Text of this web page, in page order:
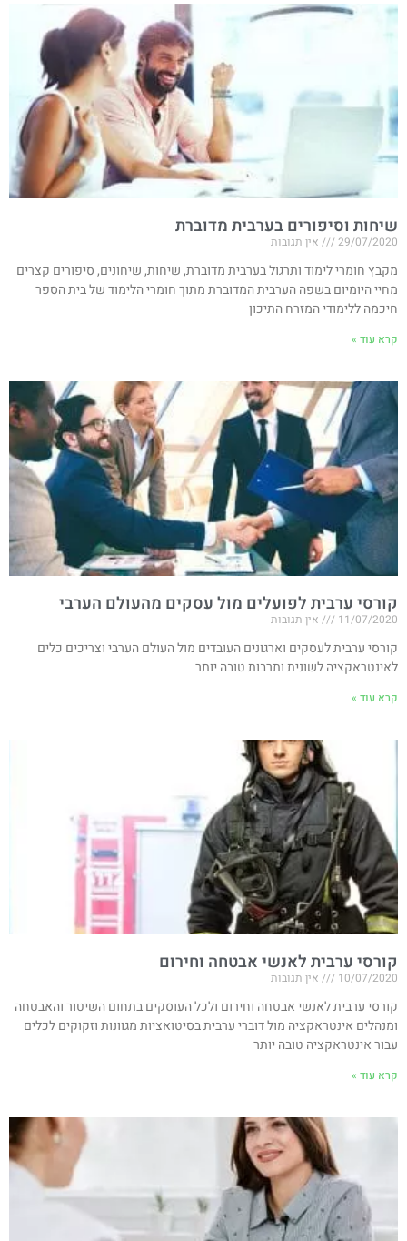
שיחות וסיפורים בערבית מדוברת
29/07/2020 אין תגובות
מקבץ חומרי לימוד ותרגול בערבית מדוברת, שיחות, שיחונים, סיפורים קצרים
מחיי היומיום בשפה הערבית המדוברת מתוך חומרי הלימוד של בית הספר
חיכמה ללימודי המזרח התיכון
קרא עוד »
קורסי ערבית לפועלים מול עסקים מהעולם הערבי
11/07/2020 אין תגובות
קורסי ערבית לעסקים וארגונים העובדים מול העולם הערבי וצריכים כלים
לאינטראקציה לשונית ותרבות טובה יותר
קרא עוד »
קורסי ערבית לאנשי אבטחה וחירום
10/07/2020 אין תגובות
קורסי ערבית לאנשי אבטחה וחירום ולכל העוסקים בתחום השיטור והאבטחה
ומנהלים אינטראקציה מול דוברי ערבית בסיטואציות מגוונות וזקוקים לכלים
עבור אינטראקציה טובה יותר
קרא עוד »